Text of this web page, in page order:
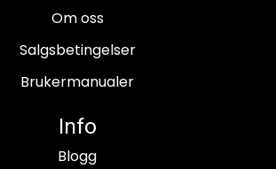
Om oss
Salgsbetingelser
Brukermanualer
Info
Blogg